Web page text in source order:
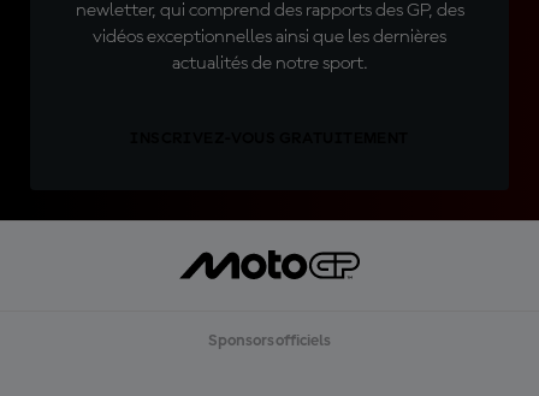
newletter, qui comprend des rapports des GP, des
vidéos exceptionnelles ainsi que les dernières
actualités de notre sport.
Sponsors officiels